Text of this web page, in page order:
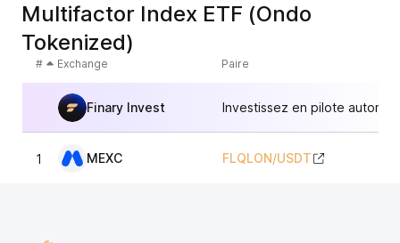
Multifactor Index ETF (Ondo
Tokenized)
# Exchange Paire
Finary Invest Investissez en pilote
1 MEXC FLQLON/USDT